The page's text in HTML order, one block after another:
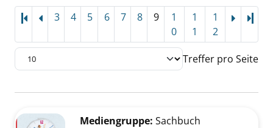
3 4 5 6 7 8 9
1
0
1
1
1
2
Treffer pro Seite
Zu den Suchfiltern springen
Mediengruppe: Sachbuch